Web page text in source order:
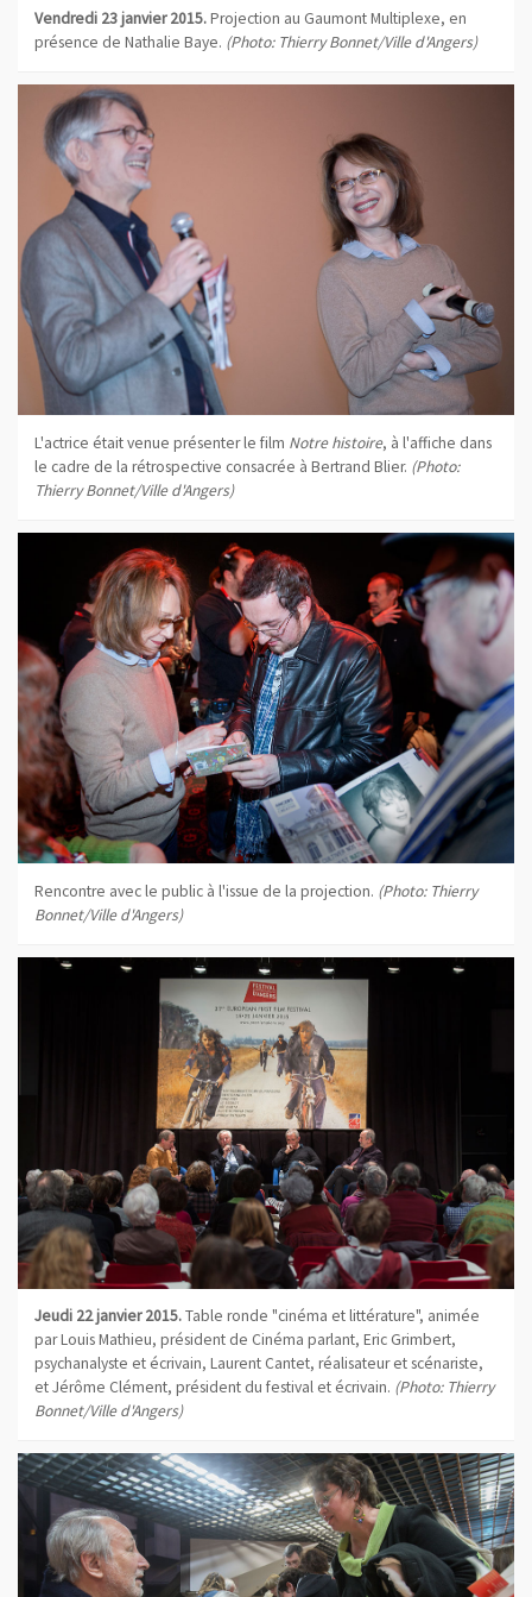
Vendredi 23 janvier 2015.Projection au Gaumont Multiplexe, en
présence de Nathalie Baye. (Photo: Thierry Bonnet/Ville d'Angers)
L'actrice était venue présenter le film Notre histoire, à l'affiche dans
le cadre de la rétrospective consacrée à Bertrand Blier. (Photo:
Thierry Bonnet/Ville d'Angers)
Rencontre avec le public à l'issue de la projection. (Photo: Thierry
Bonnet/Ville d'Angers)
Jeudi 22 janvier 2015.Table ronde "cinéma et littérature", animée
par Louis Mathieu, président de Cinéma parlant, Eric Grimbert,
psychanalyste et écrivain, Laurent Cantet, réalisateur et scénariste,
et Jérôme Clément, président du festival et écrivain. (Photo: Thierry
Bonnet/Ville d'Angers)